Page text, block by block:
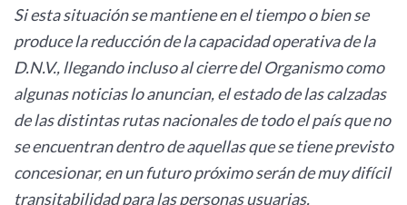
Si esta situación se mantiene en el tiempo o bien se
produce la reducción de la capacidad operativa de la
D.N.V., llegando incluso al cierre del Organismo como
algunas noticias lo anuncian, el estado de las calzadas
de las distintas rutas nacionales de todo el país que no
se encuentran dentro de aquellas que se tiene previsto
concesionar, en un futuro próximo serán de muy difícil
transitabilidad para las personas usuarias.